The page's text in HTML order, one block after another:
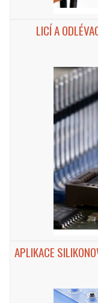
LICÍ A
APLIKACE